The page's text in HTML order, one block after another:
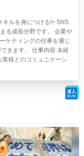
キルを身につける!> SNS
る成長分野です。 企業や
ケティングの仕事を通じ
きます。 仕事内容 未経
様とのコミュニケーシ